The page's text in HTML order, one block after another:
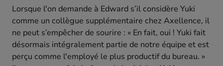
Lorsque l'on demande à Edward s’il considère Yuki
comme un collègue supplémentaire chez Axellence, il
ne peut s’empêcher de sourire : « En fait, oui ! Yuki fait
désormais intégralement partie de notre équipe et est
perçu comme l'employé le plus productif du bureau. »